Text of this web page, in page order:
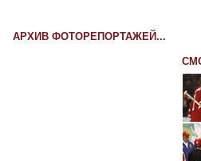
АРХИВ ФОТОРЕПОРТАЖЕЙ...